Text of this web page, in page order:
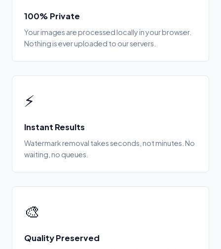
100% Private
Your images are processed locally in your browser.
Nothing is ever uploaded to our servers.
⚡
Instant Results
Watermark removal takes seconds, not minutes. No
waiting, no queues.
🎨
Quality Preserved